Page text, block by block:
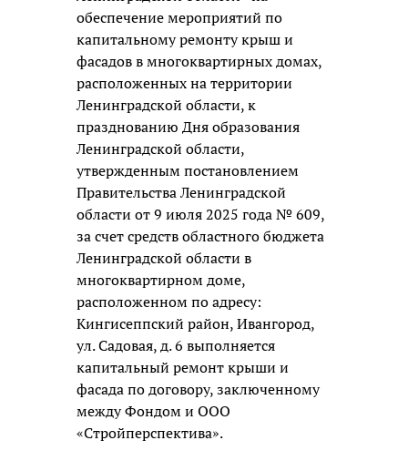
обеспечение мероприятий по
капитальному ремонту крыш и
фасадов в многоквартирных домах,
расположенных на территории
Ленинградской области, к
празднованию Дня образования
Ленинградской области,
утвержденным постановлением
Правительства Ленинградской
области от 9 июля 2025 года № 609,
за счет средств областного бюджета
Ленинградской области в
многоквартирном доме,
расположенном по адресу:
Кингисеппский район, Ивангород,
ул. Садовая, д. 6 выполняется
капитальный ремонт крыши и
фасада по договору, заключенному
между Фондом и ООО
«Стройперспектива».